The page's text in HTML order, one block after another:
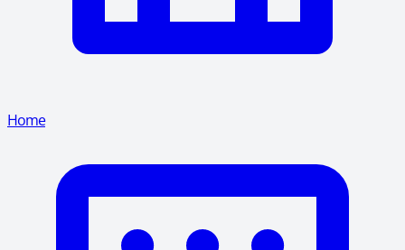
Home